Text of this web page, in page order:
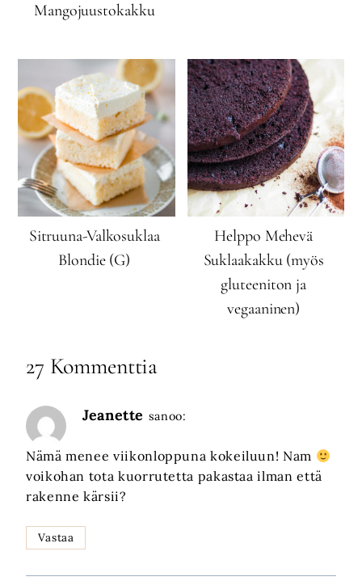
Mangojuustokakku
Sitruuna-Valkosuklaa
Blondie (G)
Helppo Mehevä
Suklaakakku (myös
gluteeniton ja
vegaaninen)
27 Kommenttia
Jeanette sanoo:
Nämä menee viikonloppuna kokeiluun! Nam
voikohan tota kuorrutetta pakastaa ilman että
rakenne kärsii?
Vastaa